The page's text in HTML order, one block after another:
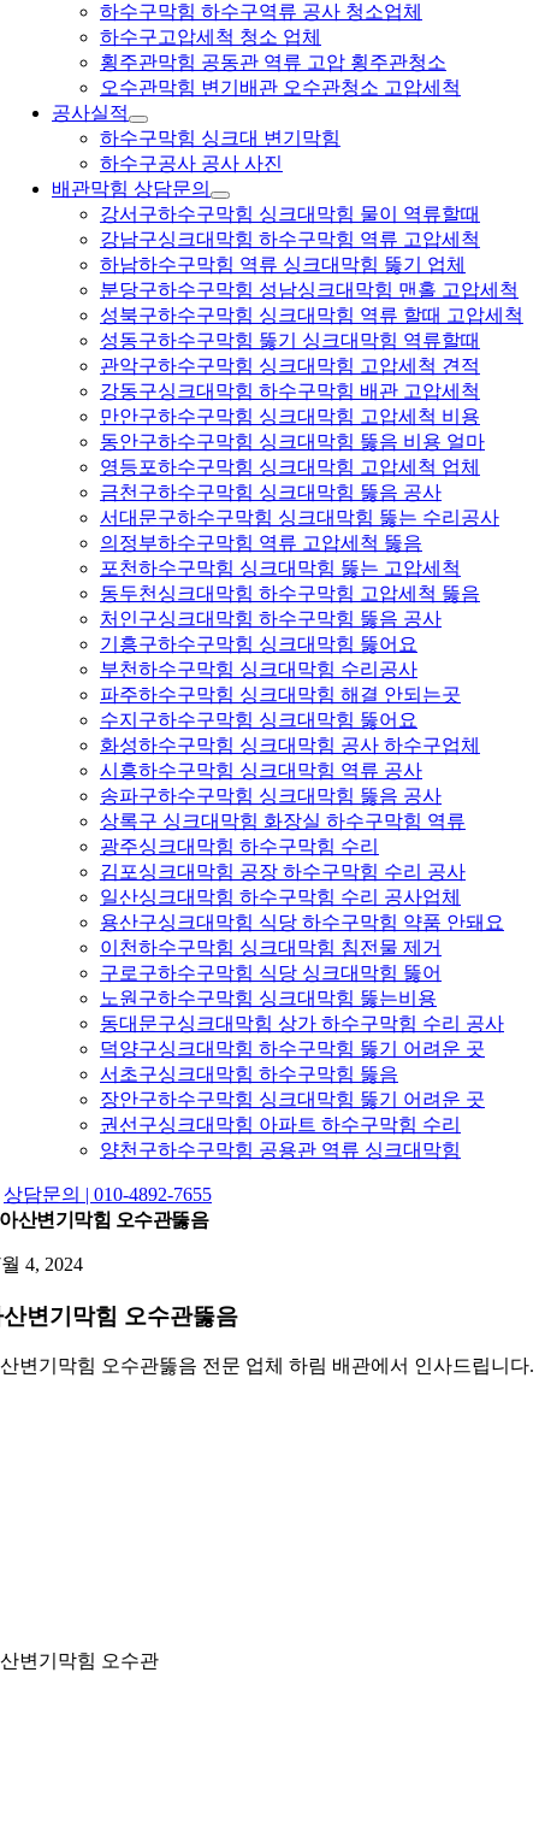
하수구막힘 하수구역류 공사 청소업체
하수구고압세척 청소 업체
횡주관막힘 공동관 역류 고압 횡주관청소
오수관막힘 변기배관 오수관청소 고압세척
공사실적
하수구막힘 싱크대 변기막힘
하수구공사 공사 사진
배관막힘 상담문의
강서구하수구막힘 싱크대막힘 물이 역류할때
강남구싱크대막힘 하수구막힘 역류 고압세척
하남하수구막힘 역류 싱크대막힘 뚫기 업체
분당구하수구막힘 성남싱크대막힘 맨홀 고압세척
성북구하수구막힘 싱크대막힘 역류 할때 고압세척
성동구하수구막힘 뚫기 싱크대막힘 역류할때
관악구하수구막힘 싱크대막힘 고압세척 견적
강동구싱크대막힘 하수구막힘 배관 고압세척
만안구하수구막힘 싱크대막힘 고압세척 비용
동안구하수구막힘 싱크대막힘 뚫음 비용 얼마
영등포하수구막힘 싱크대막힘 고압세척 업체
금천구하수구막힘 싱크대막힘 뚫음 공사
서대문구하수구막힘 싱크대막힘 뚫는 수리공사
의정부하수구막힘 역류 고압세척 뚫음
포천하수구막힘 싱크대막힘 뚫는 고압세척
동두천싱크대막힘 하수구막힘 고압세척 뚫음
처인구싱크대막힘 하수구막힘 뚫음 공사
기흥구하수구막힘 싱크대막힘 뚫어요
부천하수구막힘 싱크대막힘 수리공사
파주하수구막힘 싱크대막힘 해결 안되는곳
수지구하수구막힘 싱크대막힘 뚫어요
화성하수구막힘 싱크대막힘 공사 하수구업체
시흥하수구막힘 싱크대막힘 역류 공사
송파구하수구막힘 싱크대막힘 뚫음 공사
상록구 싱크대막힘 화장실 하수구막힘 역류
광주싱크대막힘 하수구막힘 수리
김포싱크대막힘 공장 하수구막힘 수리 공사
일산싱크대막힘 하수구막힘 수리 공사업체
용산구싱크대막힘 식당 하수구막힘 약품 안돼요
이천하수구막힘 싱크대막힘 침전물 제거
구로구하수구막힘 식당 싱크대막힘 뚫어
노원구하수구막힘 싱크대막힘 뚫는비용
동대문구싱크대막힘 상가 하수구막힘 수리 공사
덕양구싱크대막힘 하수구막힘 뚫기 어려운 곳
서초구싱크대막힘 하수구막힘 뚫음
장안구하수구막힘 싱크대막힘 뚫기 어려운 곳
권선구싱크대막힘 아파트 하수구막힘 수리
양천구하수구막힘 공용관 역류 싱크대막힘
상담문의 | 010-4892-7655
아산변기막힘 오수관뚫음
4, 2024
변기막힘 오수관뚫음
변기막힘 오수관뚫음 전문 업체 하림 배관에서 인사드립니다.
변기막힘 오수관